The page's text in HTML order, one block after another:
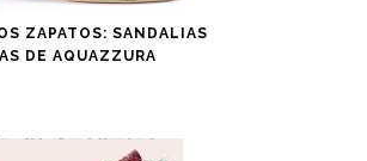
ZAPATOS: SANDALIAS
DE AQUAZZURA